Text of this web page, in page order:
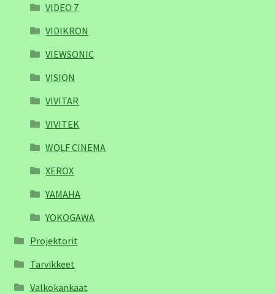
VIDEO 7
VIDIKRON
VIEWSONIC
VISION
VIVITAR
VIVITEK
WOLF CINEMA
XEROX
YAMAHA
YOKOGAWA
Projektorit
Tarvikkeet
Valkokankaat